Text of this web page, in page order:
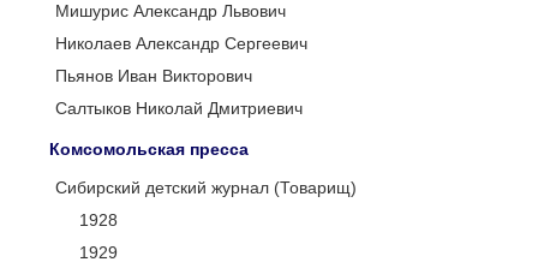
Мишурис Александр Львович
Николаев Александр Сергеевич
Пьянов Иван Викторович
Салтыков Николай Дмитриевич
Комсомольская пресса
Сибирский детский журнал (Товарищ)
1928
1929